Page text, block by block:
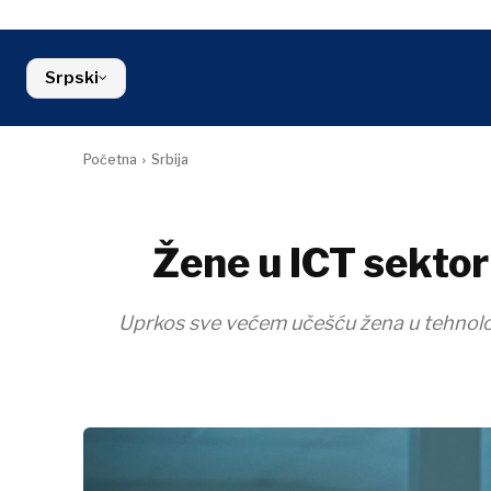
Crna Gora
Severna Makedonija
Srbija
Životna
Finansije
Srpski
Početna Srbija
Žene u ICT
Uprkos sve većem učešću žena u